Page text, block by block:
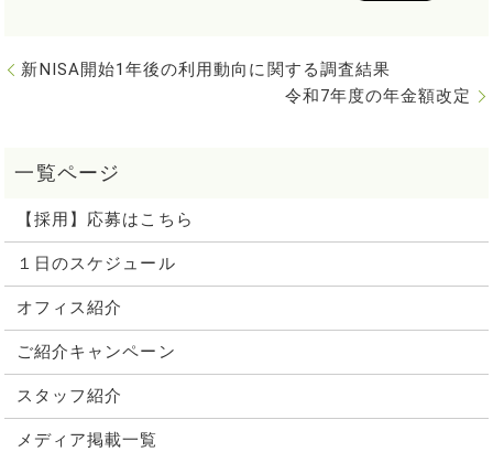
新NISA開始1年後の利用動向に関する調査結果
令和7年度の年金額改定
【採用】応募はこちら
１日のスケジュール
オフィス紹介
ご紹介キャンペーン
スタッフ紹介
メディア掲載一覧